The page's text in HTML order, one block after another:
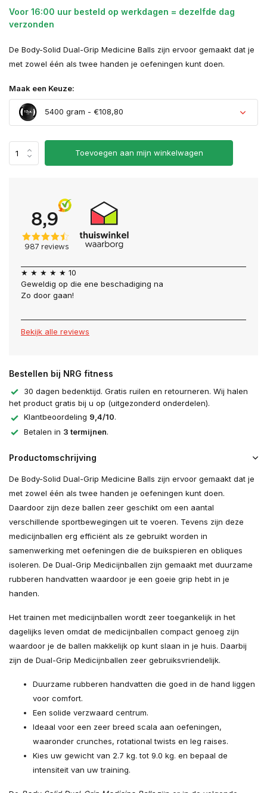
Voor 16:00 uur besteld op werkdagen = dezelfde dag
verzonden
De Body-Solid Dual-Grip Medicine Balls zijn ervoor gemaakt dat je
met zowel één als twee handen je oefeningen kunt doen.
Maak een Keuze:
5400 gram - €108,80
Uitverkocht
Toevoegen aan mijn winkelwagen
★ ★ ★ ★ ★ 10
Geweldig op die ene beschadiging na
Zo door gaan!
Bekijk alle reviews
Bestellen bij NRG fitness
30 dagen bedenktijd. Gratis ruilen en retourneren. Wij halen
het product gratis bij u op (uitgezonderd onderdelen).
Klantbeoordeling 9,4/10.
Betalen in 3 termijnen.
Productomschrijving
De Body-Solid Dual-Grip Medicine Balls zijn ervoor gemaakt dat je
met zowel één als twee handen je oefeningen kunt doen.
Daardoor zijn deze ballen zeer geschikt om een aantal
verschillende sportbewegingen uit te voeren. Tevens zijn deze
medicijnballen erg efficiënt als ze gebruikt worden in
samenwerking met oefeningen die de buikspieren en obliques
isoleren. De Dual-Grip Medicijnballen zijn gemaakt met duurzame
rubberen handvatten waardoor je een goeie grip hebt in je
handen.
Het trainen met medicijnballen wordt zeer toegankelijk in het
dagelijks leven omdat de medicijnballen compact genoeg zijn
waardoor je de ballen makkelijk op kunt slaan in je huis. Daarbij
zijn de Dual-Grip Medicijnballen zeer gebruiksvriendelijk.
Duurzame rubberen handvatten die goed in de hand liggen
voor comfort.
Een solide verzwaard centrum.
Ideaal voor een zeer breed scala aan oefeningen,
waaronder crunches, rotational twists en leg raises.
Kies uw gewicht van 2.7 kg. tot 9.0 kg. en bepaal de
intensiteit van uw training.